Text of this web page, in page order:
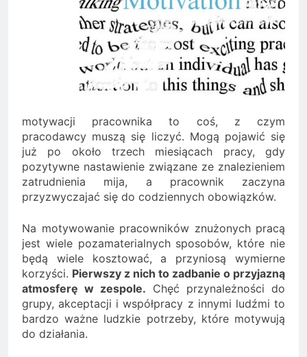
motywacji pracownika to coś, z czym
pracodawcy muszą się liczyć. Mogą pojawić się
już po około trzech miesiącach pracy, gdy
pozytywne nastawienie związane ze znalezieniem
zatrudnienia mija, a pracownik zaczyna
przyzwyczajać się do codziennych obowiązków.
Na motywowanie pracowników znużonych pracą
jest wiele pozamaterialnych sposobów, które nie
będą wiele kosztować, a przyniosą wymierne
korzyści. Pierwszy z nich to zadbanie o przyjazną
atmosferę w zespole. Chęć przynależności do
grupy, akceptacji i współpracy z innymi ludźmi to
bardzo ważne ludzkie potrzeby, które motywują
do działania.